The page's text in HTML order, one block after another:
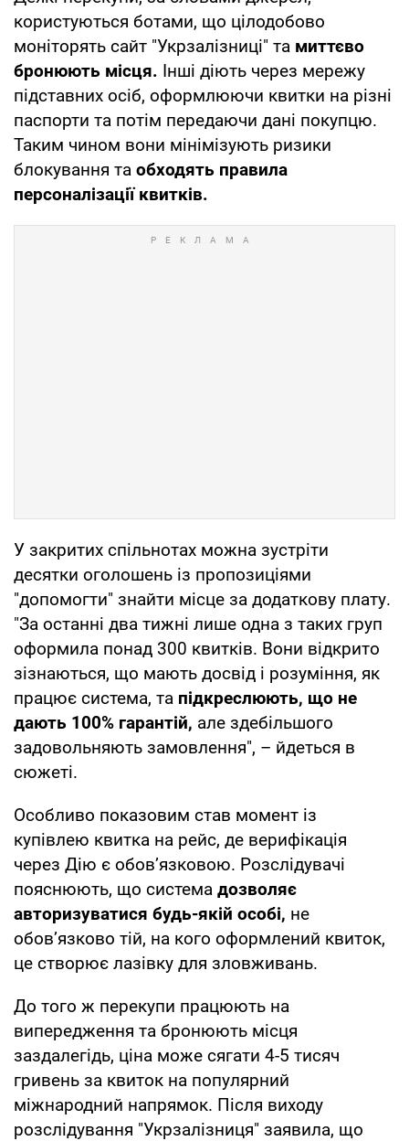
користуються ботами, що цілодобово
моніторять сайт "Укрзалізниці" та миттєво
бронюють місця. Інші діють через мережу
підставних осіб, оформлюючи квитки на різні
паспорти та потім передаючи дані покупцю.
Таким чином вони мінімізують ризики
блокування та обходять правила
персоналізації квитків.
У закритих спільнотах можна зустріти
десятки оголошень із пропозиціями
"допомогти" знайти місце за додаткову плату.
"За останні два тижні лише одна з таких груп
оформила понад 300 квитків. Вони відкрито
зізнаються, що мають досвід і розуміння, як
працює система, та підкреслюють, що не
дають 100% гарантій, але здебільшого
задовольняють замовлення", – йдеться в
сюжеті.
Особливо показовим став момент із
купівлею квитка на рейс, де верифікація
через Дію є обов’язковою. Розслідувачі
пояснюють, що система дозволяє
авторизуватися будь-якій особі, не
обов’язково тій, на кого оформлений квиток,
це створює лазівку для зловживань.
До того ж перекупи працюють на
випередження та бронюють місця
заздалегідь, ціна може сягати 4-5 тисяч
гривень за квиток на популярний
міжнародний напрямок. Після виходу
розслідування "Укрзалізниця" заявила, що